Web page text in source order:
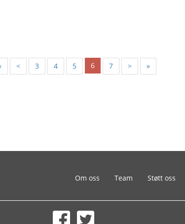
< 3 4 5 6 7 > »
Om oss Team Støtt oss